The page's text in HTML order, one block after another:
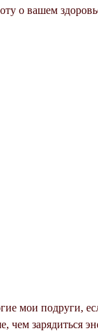
о вашем
мои подруги,
чем зарядиться